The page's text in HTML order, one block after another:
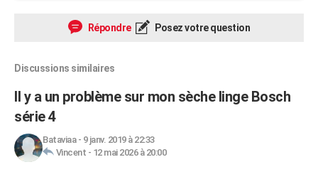
Répondre Posez votre question
Discussions similaires
Il y a un problème sur mon sèche linge Bosch
série 4
Bataviaa- 9 janv. 2019 à 22:33
Vincent - 12 mai 2026 à 20:00